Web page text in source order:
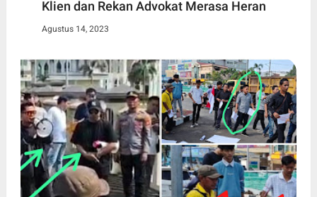
Klien dan Rekan Advokat Merasa Heran
Agustus 14, 2023